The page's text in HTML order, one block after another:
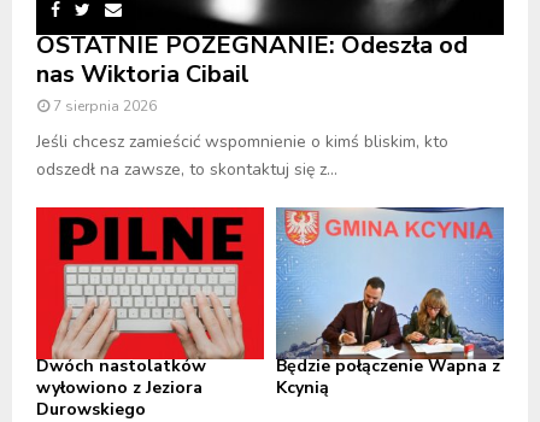
OSTATNIE POŻEGNANIE: Odeszła od
nas Wiktoria Cibail
7 sierpnia 2026
Jeśli chcesz zamieścić wspomnienie o kimś bliskim, kto
odszedł na zawsze, to skontaktuj się z...
Dwóch nastolatków
wyłowiono z Jeziora
Durowskiego
Będzie połączenie Wapna z
Kcynią